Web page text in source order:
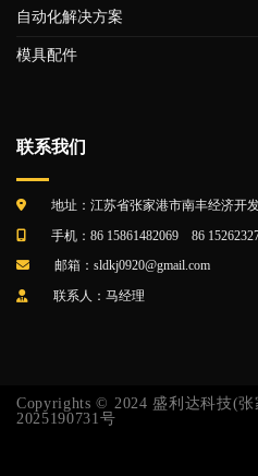
自动化解决方案
模具配件
联系我们
地址：江苏省张家港市南丰经济开
手机：86 15861482069 86
邮箱：sldkj0920@gmail.com
联系人：马经理
Copyrights © 2024 盛利达科技(
2025190731号